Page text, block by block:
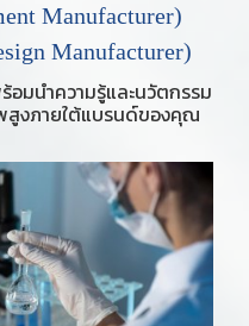
Manufacturer)
Manufacturer)
อมนำความรู้และนวัตกรรม
งภายใต้แบรนด์ของคุณ